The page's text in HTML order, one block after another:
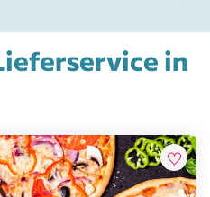
in